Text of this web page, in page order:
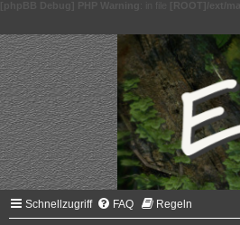
Schnellzugriff FAQ Regeln